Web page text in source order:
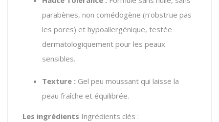
parabènes, non comédogène (n'obstrue pas
les pores) et hypoallergénique, testée
dermatologiquement pour les peaux
sensibles.
Texture : Gel peu moussant qui laisse la
peau fraîche et équilibrée.
Les ingrédients Ingrédients clés :